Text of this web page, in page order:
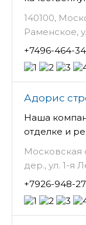
140100,
Раменское,
+7496-464-
Адорис
Наша
отделке и
Московская
дер., ул. 1-я
+7926-948-